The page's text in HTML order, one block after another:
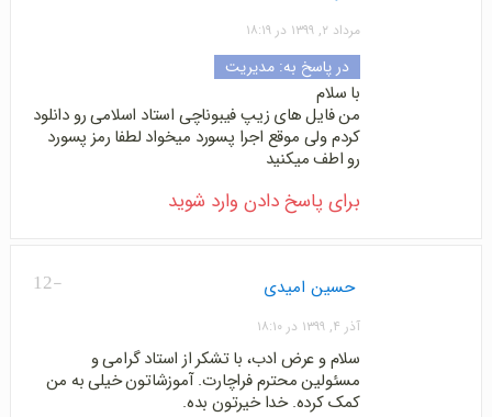
مرداد ۲, ۱۳۹۹ در ۱۸:۱۹
در پاسخ به: مدیریت
با سلام
من فایل های زیپ فیبوناچی استاد اسلامی رو دانلود
کردم ولی موقع اجرا پسورد میخواد لطفا رمز پسورد
رو اطف میکنید
برای پاسخ دادن وارد شوید
-12 حسین امیدی
آذر ۴, ۱۳۹۹ در ۱۸:۱۰
سلام و عرض ادب، با تشکر از استاد گرامی و
مسئولین محترم فراچارت. آموزشاتون خیلی به من
کمک کرده. خدا خیرتون بده.